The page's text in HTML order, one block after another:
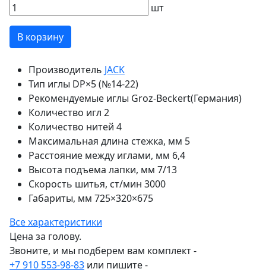
шт
В корзину
Производитель JACK
Тип иглы DP×5 (№14-22)
Рекомендуемые иглы Groz-Beckert(Германия)
Количество игл 2
Количество нитей 4
Максимальная длина стежка, мм 5
Расстояние между иглами, мм 6,4
Высота подъема лапки, мм 7/13
Скорость шитья, ст/мин 3000
Габариты, мм 725×320×675
Все характеристики
Цена за голову.
Звоните, и мы подберем вам комплект -
+7 910 553-98-83 или пишите -